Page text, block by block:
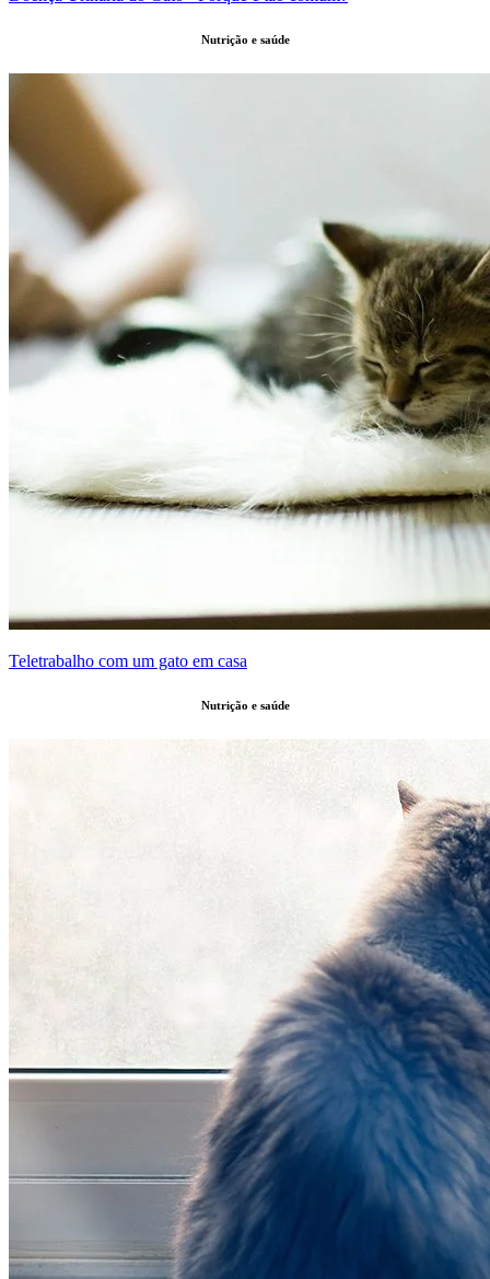
Nutrição e saúde
Teletrabalho com um gato em casa
Nutrição e saúde